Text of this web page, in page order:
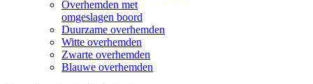
Overhemden met
omgeslagen boord
Duurzame overhemden
Witte overhemden
Zwarte overhemden
Blauwe overhemden